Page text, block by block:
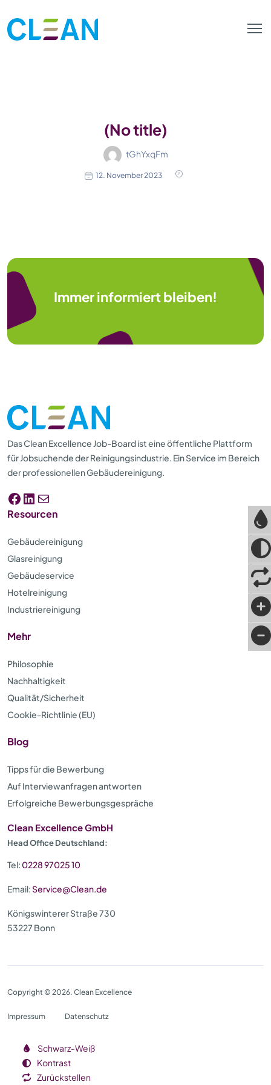
(No title)
tGhYxqFm
12. November 2023
Immer informiert bleiben!
Das Clean Excellence Job-Board ist eine öffentliche Plattform
für Jobsuchende der Reinigungsindustrie. Ein Service im Bereich
der professionellen Gebäudereinigung.
Facebook
LinkedIn
E-Mail
Resourcen
Gebäudereinigung
Glasreinigung
Gebäudeservice
Hotelreinigung
Industriereinigung
Mehr
Philosophie
Nachhaltigkeit
Qualität/Sicherheit
Cookie-Richtlinie (EU)
Blog
Tipps für die Bewerbung
Auf Interviewanfragen antworten
Erfolgreiche Bewerbungsgespräche
Clean Excellence GmbH
Head Office Deutschland:
Tel: 0228 97025 10
Email:Service@Clean.de
Königswinterer Straße 730
53227 Bonn
Copyright © 2026. Clean Excellence
Impressum Datenschutz
Schwarz-Weiß
Kontrast
Zurückstellen